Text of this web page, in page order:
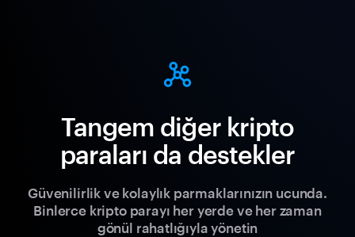
Tangem diğer kripto
paraları da destekler
Güvenilirlik ve kolaylık parmaklarınızın ucunda.
Binlerce kripto parayı her yerde ve her zaman
gönül rahatlığıyla yönetin